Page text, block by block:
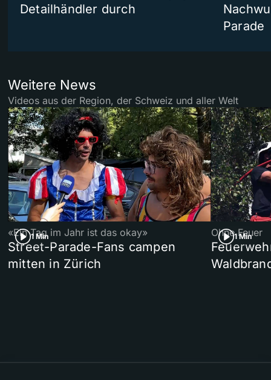
Detailhändler durch
Parade
Weitere News
Videos aus der Region, der Schweiz und aller Welt
1 Min
«Ein Tag im Jahr ist das okay»
Street-Parade-Fans campen
mitten in Zürich
1 Min
Ohne Feuer